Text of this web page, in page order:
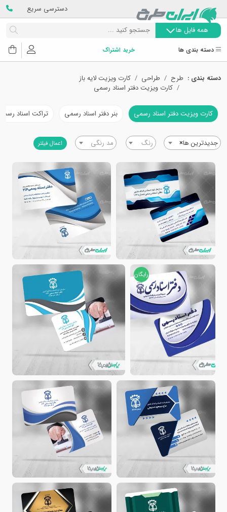
دسترسی سریع
همه فایل ها
دسته بندی ها خرید اشتراک
دسته بندی : طرح طراحی
کارت ویزیت لایه باز
کارت ویزیت دفتر اسناد رسمی
کارت ویزیت دفتر اسناد رسمی بنر دفتر اسناد رسمی تراکت اسناد
×جدیدترین ها رنگ مد رنگی اعمال فیلتر
رایگان